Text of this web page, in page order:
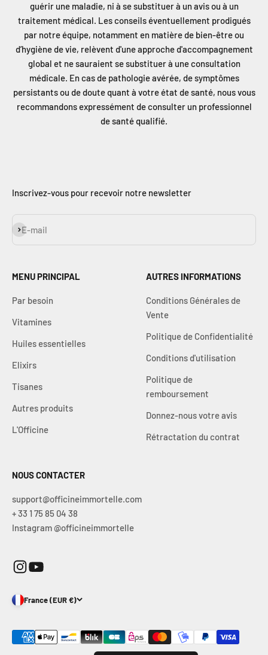
guérir une maladie, ni à se substituer à un avis ou à un
traitement médical. Les conseils éventuellement prodigués
par notre équipe, notamment en matière de bien-être ou
d’hygiène de vie, relèvent d'une approche d'accompagnement
global et ne sauraient se substituer à une consultation
médicale. En cas de pathologie avérée, de symptômes
persistants ou de doute quant à votre état de santé, nous vous
recommandons expressément de consulter un professionnel
de santé qualifié.
Inscrivez-vous pour recevoir notre newsletter
E-mail
S'inscrire
MENU PRINCIPAL
Par besoin
Vitamines
Huiles essentielles
Elixirs
Tisanes
Autres produits
L'Officine
AUTRES INFORMATIONS
Conditions Générales de
Vente
Politique de Confidentialité
Conditions d'utilisation
Politique de
remboursement
Donnez-nous votre avis
Rétractation du contrat
NOUS CONTACTER
support@officineimmortelle.com
+ 33 1 75 85 04 38
Instagram @officineimmortelle
France (EUR €)